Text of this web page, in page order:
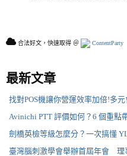
合法好文，快速取得 ＠ ContentParty
最新文章
找對POS機讓你營運效率加倍!多
Avinichi PTT 評價如何？6 個重點
劍橋英檢等級怎麼分？一次搞懂
臺灣腦刺激學會舉辦首屆年會 理